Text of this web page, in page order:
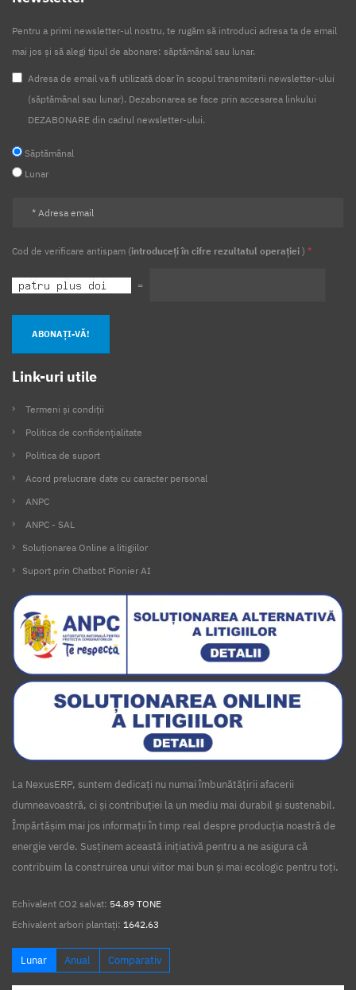
Pentru a primi newsletter-ul nostru, te rugăm să introduci adresa ta de email
mai jos și să alegi tipul de abonare: săptămânal sau lunar.
Adresa de email va fi utilizată doar în scopul transmiterii newsletter-ului
(săptămânal sau lunar). Dezabonarea se face prin accesarea linkului
DEZABONARE din cadrul newsletter-ului.
Săptămânal
Lunar
Cod de verificare antispam (introduceți în cifre rezultatul operației ) *
=
ABONAȚI-VĂ!
Link-uri utile
Termeni și condiții
Politica de confidențialitate
Politica de suport
Acord prelucrare date cu caracter personal
ANPC
ANPC - SAL
Soluționarea Online a litigiilor
Suport prin Chatbot Pionier AI
La NexusERP, suntem dedicați nu numai îmbunătățirii afacerii
dumneavoastră, ci și contribuției la un mediu mai durabil și sustenabil.
Împărtășim mai jos informații în timp real despre producția noastră de
energie verde. Susținem această inițiativă pentru a ne asigura că
contribuim la construirea unui viitor mai bun și mai ecologic pentru toți.
Echivalent CO2 salvat: 54.89 TONE
Echivalent arbori plantați: 1642.63
Lunar Anual Comparativ